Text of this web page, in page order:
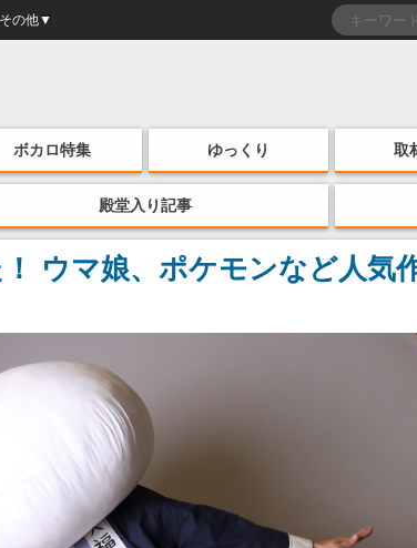
その他▼
ボカロ特集 ゆっくり 取
殿堂入り記事
ウマ娘、ポケモンなど人気